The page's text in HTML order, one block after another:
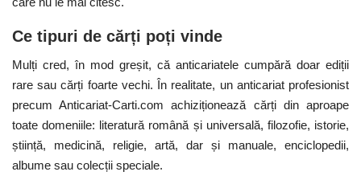
Ce tipuri de cărți poți vinde
Mulți cred, în mod greșit, că anticariatele cumpără doar ediții
rare sau cărți foarte vechi. În realitate, un anticariat profesionist
precumAnticariat-Carti.com achiziționează cărți din aproape
toate domeniile: literatură română și universală, filozofie, istorie,
știință, medicină, religie, artă, dar și manuale, enciclopedii,
albume sau colecții speciale.